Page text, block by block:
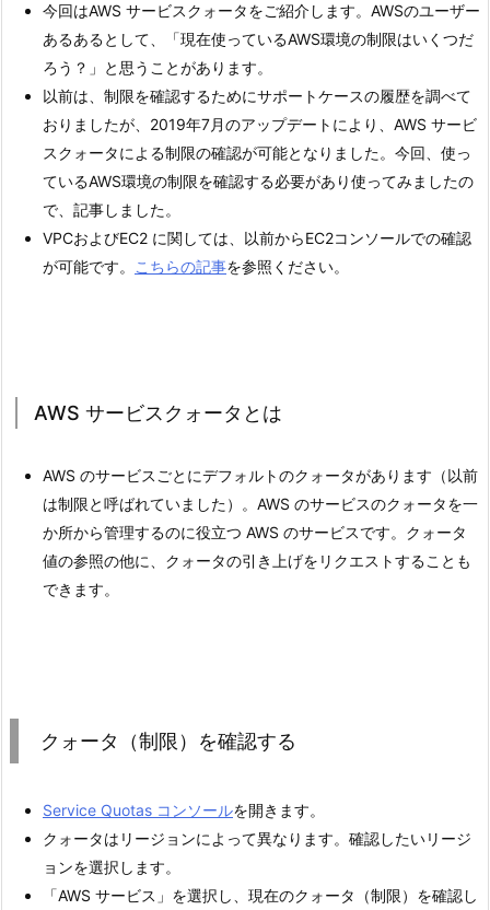
今回はAWS サービスクォータをご紹介します。AWSのユーザー
あるあるとして、「現在使っているAWS環境の制限はいくつだ
ろう？」と思うことがあります。
以前は、制限を確認するためにサポートケースの履歴を調べて
おりましたが、2019年7月のアップデートにより、AWS サービ
スクォータによる制限の確認が可能となりました。今回、使っ
ているAWS環境の制限を確認する必要があり使ってみましたの
で、記事しました。
VPCおよびEC2 に関しては、以前からEC2コンソールでの確認
が可能です。
こちらの記事を参照ください。
AWS サービスクォータとは
AWS のサービスごとにデフォルトのクォータがあります（以前
は制限と呼ばれていました）。AWS のサービスのクォータを一
か所から管理するのに役立つ AWS のサービスです。クォータ
値の参照の他に、クォータの引き上げをリクエストすることも
できます。
クォータ（制限）を確認する
Service Quotas コンソールを開きます。
クォータはリージョンによって異なります。確認したいリージ
ョンを選択します。
「AWS サービス」を選択し、現在のクォータ（制限）を確認し